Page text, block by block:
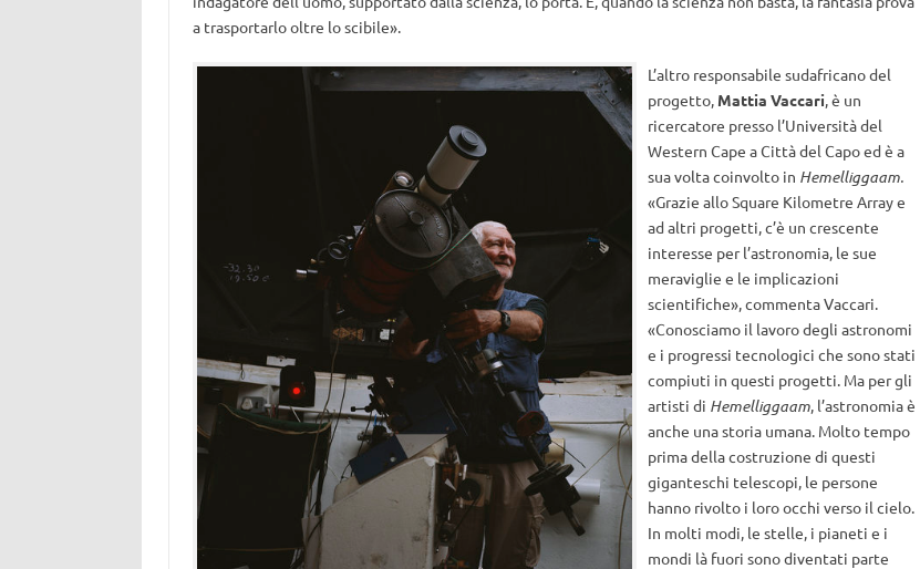
a trasportarlo oltre lo scibile».
L’altro responsabile sudafricano del
progetto, Mattia Vaccari, è un
ricercatore presso l’Università del
Western Cape a Città del Capo ed è a
sua volta coinvolto in Hemelliggaam.
«Grazie allo Square Kilometre Array e
ad altri progetti, c’è un crescente
interesse per l’astronomia, le sue
meraviglie e le implicazioni
scientifiche», commenta Vaccari.
«Conosciamo il lavoro degli astronomi
e i progressi tecnologici che sono stati
compiuti in questi progetti. Ma per gli
artisti di Hemelliggaam, l’astronomia è
anche una storia umana. Molto tempo
prima della costruzione di questi
giganteschi telescopi, le persone
hanno rivolto i loro occhi verso il cielo.
In molti modi, le stelle, i pianeti e i
mondi là fuori sono diventati parte